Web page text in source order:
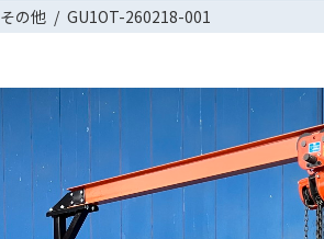
その他 GU1OT-260218-001